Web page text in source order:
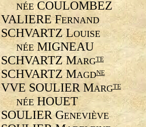
NÉE COULOMBEZ
VALIERE FERNAND
SCHVARTZ LOUISE
NÉE MIGNEAU
SCHVARTZ MARGTE
SCHVARTZ MAGDNE
VVE SOULIER MARGTE
NÉE HOUET
SOULIER GENEVIÈVE